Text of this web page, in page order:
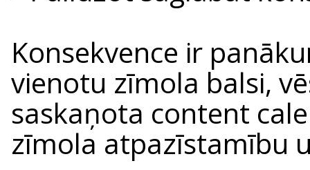
Konsekvence ir
vienotu zīmola balsi,
saskaņota content
zīmola atpazīstamību